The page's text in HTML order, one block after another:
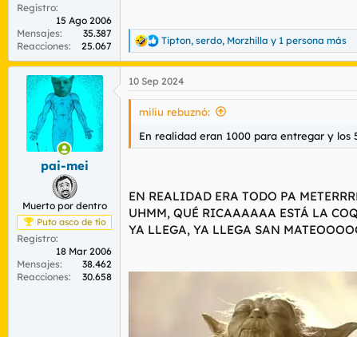
Registro
15 Ago 2006
Mensajes
35.387
Reacciones
25.067
R
e
a
c
c
e
Tipton, serdo, Morzhilla y 1 persona más
pai-mei
Muerto por dentro
Puto asco de tío
Registro
18 Mar 2006
Mensajes
38.462
Reacciones
30.658
10 Sep 2024
miliu rebuznó:
En realidad eran 1000 para entregar y
EN REALIDAD ERA TODO PA
UHMM, QUÉ RICAAAAAA ESTÁ LA
YA LLEGA, YA LLEGA SAN